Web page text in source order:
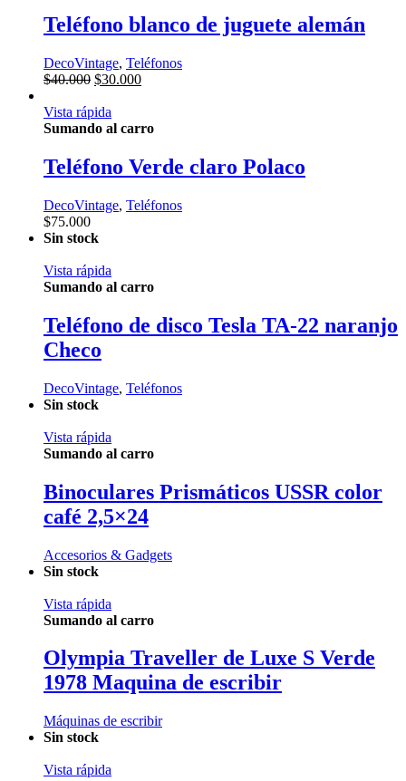
Teléfono blanco de juguete alemán
DecoVintage, Teléfonos
$40.000 El
original
era:
$30.000El
es:
Vista rápida
Sumando al carro
Teléfono Verde claro Polaco
DecoVintage, Teléfonos
$75.000
Sin stock
Vista rápida
Sumando al carro
Teléfono de disco Tesla TA-22 naranjo
Checo
DecoVintage, Teléfonos
Sin stock
Vista rápida
Sumando al carro
Binoculares Prismáticos USSR color
café 2,5×24
Accesorios & Gadgets
Sin stock
Vista rápida
Sumando al carro
Olympia Traveller de Luxe S Verde
1978 Maquina de escribir
Máquinas de escribir
Sin stock
Vista rápida